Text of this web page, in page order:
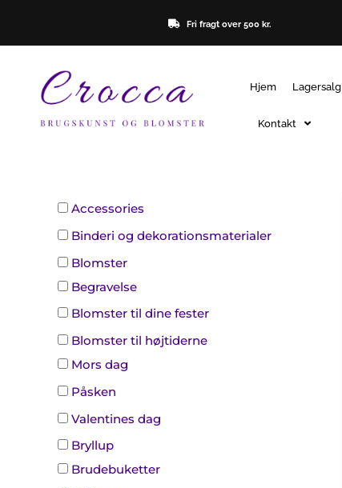
indholdet
Fri fragt over 500 kr.
Hjem Lagersalg
Kontakt
Accessories
Binderi og dekorationsmaterialer
Blomster
Begravelse
Blomster til dine fester
Blomster til højtiderne
Mors dag
Påsken
Valentines dag
Bryllup
Brudebuketter